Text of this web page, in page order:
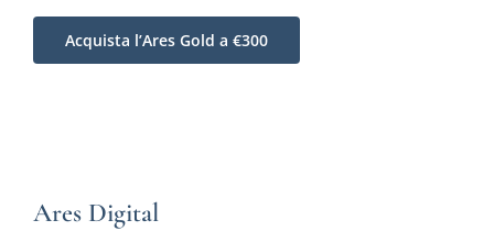
Acquista l’Ares Gold a €300
Ares Digital